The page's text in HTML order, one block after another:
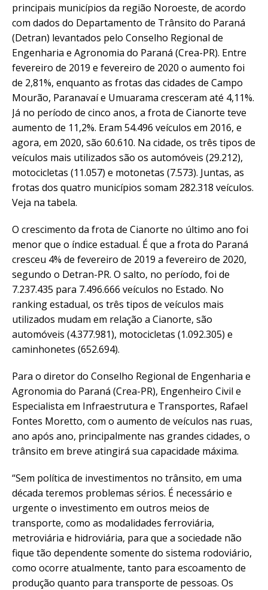
principais municípios da região Noroeste, de acordo
com dados do Departamento de Trânsito do Paraná
(Detran) levantados pelo Conselho Regional de
Engenharia e Agronomia do Paraná (Crea-PR). Entre
fevereiro de 2019 e fevereiro de 2020 o aumento foi
de 2,81%, enquanto as frotas das cidades de Campo
Mourão, Paranavaí e Umuarama cresceram até 4,11%.
Já no período de cinco anos, a frota de Cianorte teve
aumento de 11,2%. Eram 54.496 veículos em 2016, e
agora, em 2020, são 60.610. Na cidade, os três tipos de
veículos mais utilizados são os automóveis (29.212),
motocicletas (11.057) e motonetas (7.573). Juntas, as
frotas dos quatro municípios somam 282.318 veículos.
Veja na tabela.
O crescimento da frota de Cianorte no último ano foi
menor que o índice estadual. É que a frota do Paraná
cresceu 4% de fevereiro de 2019 a fevereiro de 2020,
segundo o Detran-PR. O salto, no período, foi de
7.237.435 para 7.496.666 veículos no Estado. No
ranking estadual, os três tipos de veículos mais
utilizados mudam em relação a Cianorte, são
automóveis (4.377.981), motocicletas (1.092.305) e
caminhonetes (652.694).
Para o diretor do Conselho Regional de Engenharia e
Agronomia do Paraná (Crea-PR), Engenheiro Civil e
Especialista em Infraestrutura e Transportes, Rafael
Fontes Moretto, com o aumento de veículos nas ruas,
ano após ano, principalmente nas grandes cidades, o
trânsito em breve atingirá sua capacidade máxima.
“Sem política de investimentos no trânsito, em uma
década teremos problemas sérios. É necessário e
urgente o investimento em outros meios de
transporte, como as modalidades ferroviária,
metroviária e hidroviária, para que a sociedade não
fique tão dependente somente do sistema rodoviário,
como ocorre atualmente, tanto para escoamento de
produção quanto para transporte de pessoas. Os